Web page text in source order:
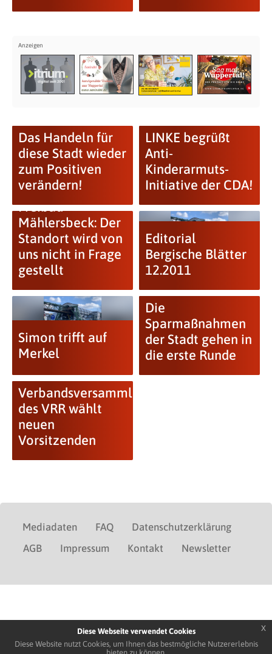
Das Handeln für
diese Stadt wieder
zum Positiven
verändern!
LINKE begrüßt
Anti-
Kinderarmuts-
Initiative der CDA!
Freibad
Mählersbeck: Der
Standort wird von
uns nicht in Frage
gestellt
Editorial
Bergische Blätter
12.2011
Simon trifft auf
Merkel
Die
Sparmaßnahmen
der Stadt gehen in
die erste Runde
Verbandsversammlung
des VRR wählt
neuen
Vorsitzenden
Mediadaten FAQ
Datenschutzerklärung
AGB
Impressum Kontakt Newsletter
Diese Webseite verwendet Cookies
Diese Website nutzt Cookies, um Ihnen das bestmögliche Nutzererlebnis
x